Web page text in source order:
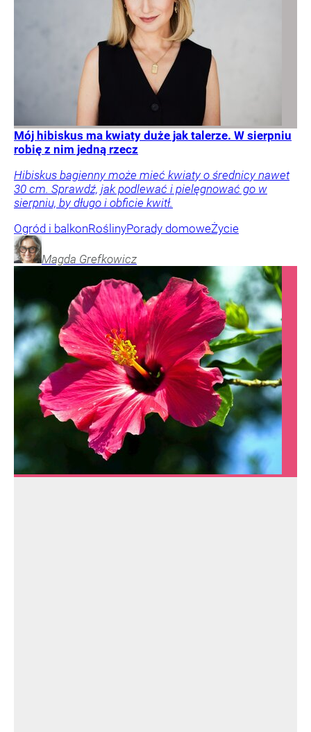
Mój hibiskus ma kwiaty duże jak talerze. W sierpniu
robię z nim jedną rzecz
Hibiskus bagienny może mieć kwiaty o średnicy nawet
30 cm. Sprawdź, jak podlewać i pielęgnować go w
sierpniu, by długo i obficie kwitł.
Ogród i balkonRoślinyPorady domoweŻycie
Magda Grefkowicz